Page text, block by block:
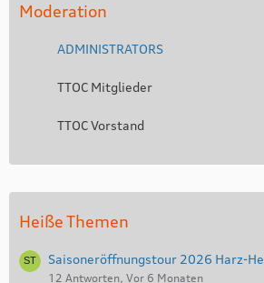
Moderation
ADMINISTRATORS
TTOC Mitglieder
TTOC Vorstand
Heiße Themen
Saisoneröffnungstour 2026 Harz-
12 Antworten, Vor 6 Monaten